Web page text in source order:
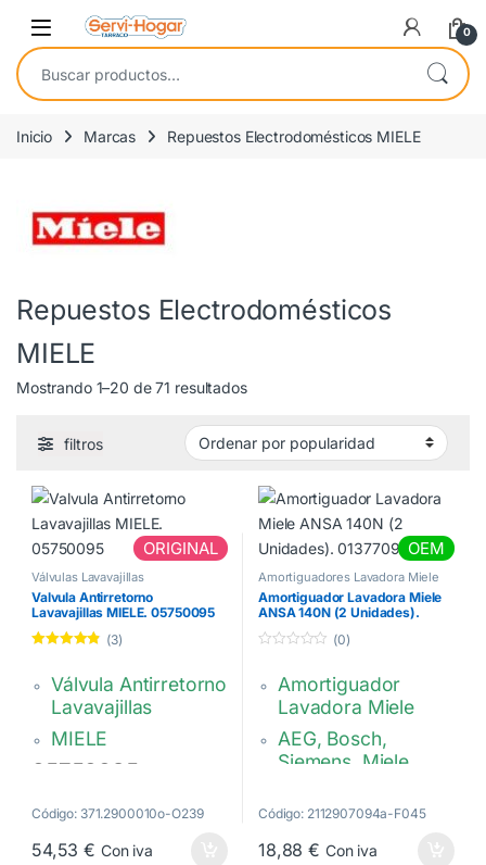
Saltar a navegación
saltar al contenido
Open 0
Buscar por:
Inicio Marcas Repuestos Electrodomésticos MIELE
Repuestos Electrodomésticos
MIELE
Mostrando 1–20 de 71 resultadosOrdenado por popularidad
filtros
ORIGINAL
Válvulas Lavavajillas
Valvula Antirretorno
Lavavajillas MIELE. 05750095
(3)
Válvula Antirretorno
Lavavajillas
MIELE
05750095,
Código: 371.2900010o-O239
54,53€ Con iva
OEM
Amortiguadores Lavadora Miele
Amortiguador Lavadora Miele
ANSA 140N (2 Unidades).
e
(0)
Amortiguador
Lavadora Miele
AEG, Bosch,
Siemens, Miele,
175 / 247mm. ANSA
140N (2 Unidades)
Código: 2112907094a-F045
18,88€ Con iva